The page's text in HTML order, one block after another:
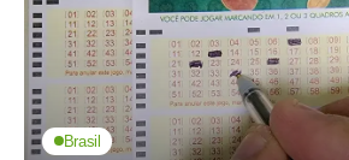
Brasil